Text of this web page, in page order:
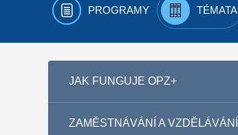
PROGRAMY TÉMATA
JAK FUNGUJE OPZ+
ZAMĚSTNÁVÁNÍ A VZDĚLÁVÁNÍ